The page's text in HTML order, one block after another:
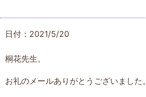
日付：2021/5/20
桐花先生。
お礼のメールありがとうございました。